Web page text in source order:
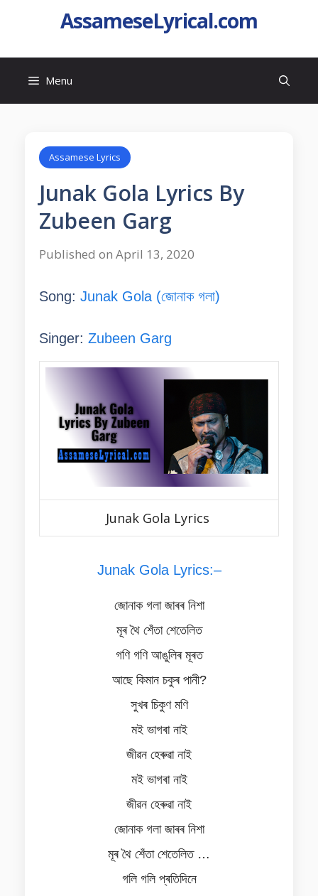
AssameseLyrical.com
Menu
Assamese Lyrics
Junak Gola Lyrics By
Zubeen Garg
Published on April 13, 2020
Song: Junak Gola (জোনাক গলা)
Singer: Zubeen Garg
Junak Gola Lyrics
Junak Gola Lyrics:–
জোনাক গলা জাৰৰ নিশা
মূৰ থৈ শেঁতা শেতেলিত
গণি গণি আঙুলিৰ মূৰত
আছে কিমান চকুৰ পানী?
সুখৰ চিকুণ মণি
মই ভাগৰা নাই
জীৱন হেৰুৱা নাই
মই ভাগৰা নাই
জীৱন হেৰুৱা নাই
জোনাক গলা জাৰৰ নিশা
মূৰ থৈ শেঁতা শেতেলিত …
গলি গলি প্ৰতিদিনে